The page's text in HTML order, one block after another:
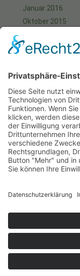
Januar 2016
Oktober 2015
August 2015
Juni 2015
Mai 2015
April 2015
März 2015
Januar 2015
Anmelden
Start